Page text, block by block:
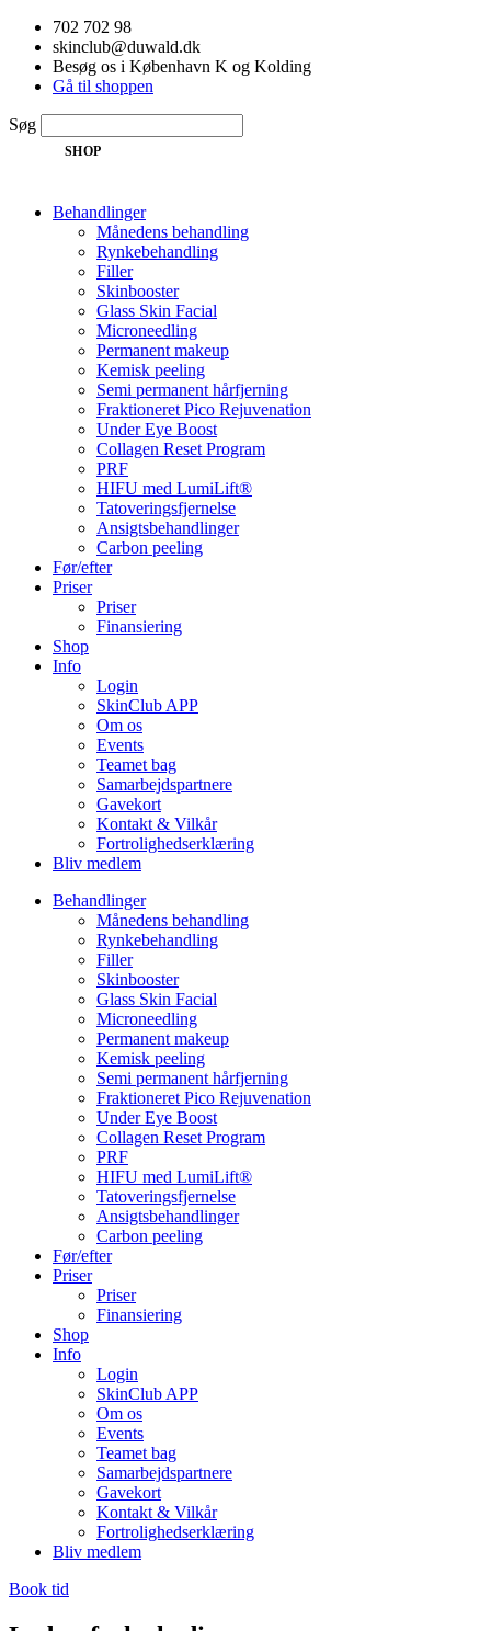
Videre
indhold
702 702 98
skinclub@duwald.dk
Besøg os i København K og Kolding
Gå til shoppen
Søg
SHOP
Behandlinger
Månedens behandling
Rynkebehandling
Filler
Skinbooster
Glass Skin Facial
Microneedling
Permanent makeup
Kemisk peeling
Semi permanent hårfjerning
Fraktioneret Pico Rejuvenation
Under Eye Boost
Collagen Reset Program
PRF
HIFU med LumiLift®
Tatoveringsfjernelse
Ansigtsbehandlinger
Carbon peeling
Før/efter
Priser
Priser
Finansiering
Shop
Info
Login
SkinClub APP
Om os
Events
Teamet bag
Samarbejdspartnere
Gavekort
Kontakt & Vilkår
Fortrolighedserklæring
Bliv medlem
Behandlinger
Månedens behandling
Rynkebehandling
Filler
Skinbooster
Glass Skin Facial
Microneedling
Permanent makeup
Kemisk peeling
Semi permanent hårfjerning
Fraktioneret Pico Rejuvenation
Under Eye Boost
Collagen Reset Program
PRF
HIFU med LumiLift®
Tatoveringsfjernelse
Ansigtsbehandlinger
Carbon peeling
Før/efter
Priser
Priser
Finansiering
Shop
Info
Login
SkinClub APP
Om os
Events
Teamet bag
Samarbejdspartnere
Gavekort
Kontakt & Vilkår
Fortrolighedserklæring
Bliv medlem
Book tid